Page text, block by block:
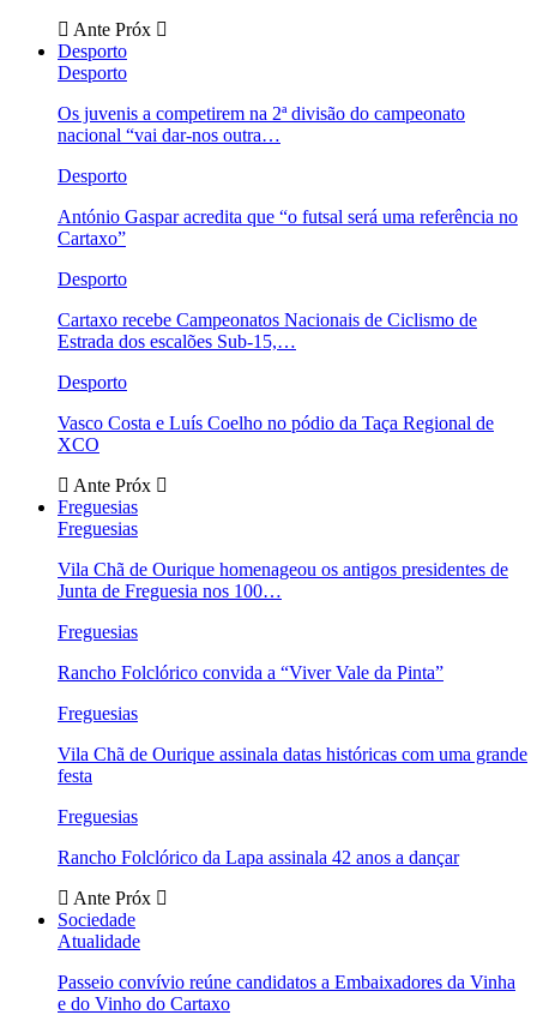
Ante Próx
Desporto
Desporto
Os juvenis a competirem na 2ª divisão do campeonato
nacional “vai dar-nos outra…
Desporto
António Gaspar acredita que “o futsal será uma referência no
Cartaxo”
Desporto
Cartaxo recebe Campeonatos Nacionais de Ciclismo de
Estrada dos escalões Sub-15,…
Desporto
Vasco Costa e Luís Coelho no pódio da Taça Regional de
XCO
Ante Próx
Freguesias
Freguesias
Vila Chã de Ourique homenageou os antigos presidentes de
Junta de Freguesia nos 100…
Freguesias
Rancho Folclórico convida a “Viver Vale da Pinta”
Freguesias
Vila Chã de Ourique assinala datas históricas com uma grande
festa
Freguesias
Rancho Folclórico da Lapa assinala 42 anos a dançar
Ante Próx
Sociedade
Atualidade
Passeio convívio reúne candidatos a Embaixadores da Vinha
e do Vinho do Cartaxo